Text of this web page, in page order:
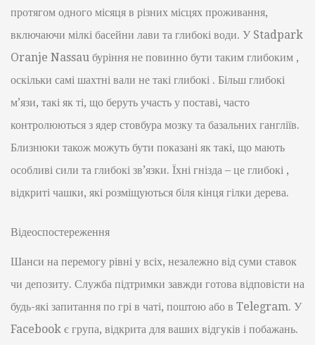
протягом одного місяця в різних місцях проживання,
включаючи мілкі басейни лави та глибокі води. У Stadpark
Oranje Nassau буріння не повинно бути таким глибоким ,
оскільки самі шахтні вали не такі глибокі . Більш глибокі
м’язи, такі як ті, що беруть участь у поставі, часто
контролюються з ядер стовбура мозку та базальних гангліїв.
Близнюки також можуть бути показані як такі, що мають
особливі сили та глибокі зв’язки. Їхні гнізда – це глибокі ,
відкриті чашки, які розміщуються біля кінця гілки дерева.
Відеоспостереження
Шанси на перемогу рівні у всіх, незалежно від суми ставок
чи депозиту. Служба підтримки завжди готова відповісти на
будь-які запитання по грі в чаті, поштою або в Telegram. У
Facebook є група, відкрита для ваших відгуків і побажань.